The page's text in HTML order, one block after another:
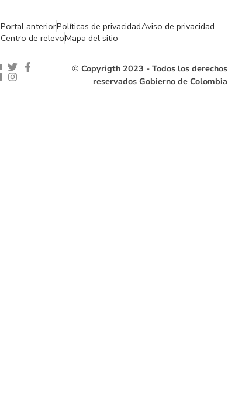
Portal anteriorPolíticas de privacidadAviso de privacidad
Centro de relevoMapa del sitio
© Copyrigth 2023 - Todos los derechos
reservados Gobierno de Colombia